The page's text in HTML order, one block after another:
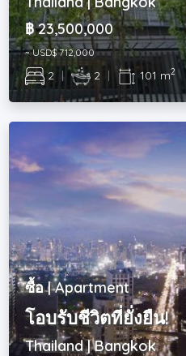
฿ 23,500,000
~ USD$ 712,000
2 | 2 | 101 m2
ซื้อ | Apartment
โอบรับชีวิตที่ยั่งยืน!
Thailand | Bangkok